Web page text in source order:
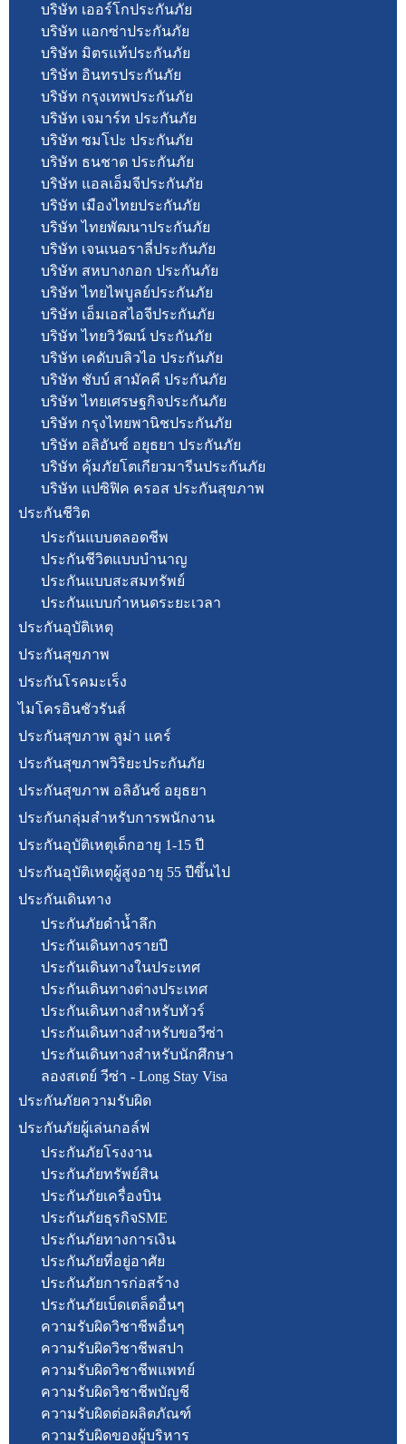
บริษัท เออร์โกประกันภัย
บริษัท แอกซ่าประกันภัย
บริษัท มิตรแท้ประกันภัย
บริษัท อินทรประกันภัย
บริษัท กรุงเทพประกันภัย
บริษัท เจมาร์ท ประกันภัย
บริษัท ซมโปะ ประกันภัย
บริษัท ธนชาต ประกันภัย
บริษัท แอลเอ็มจีประกันภัย
บริษัท เมืองไทยประกันภัย
บริษัท ไทยพัฒนาประกันภัย
บริษัท เจนเนอราลี่ประกันภัย
บริษัท สหบางกอก ประกันภัย
บริษัท ไทยไพบูลย์ประกันภัย
บริษัท เอ็มเอสไอจีประกันภัย
บริษัท ไทยวิวัฒน์ ประกันภัย
บริษัท เคดับบลิวไอ ประกันภัย
บริษัท ชับบ์ สามัคคี ประกันภัย
บริษัท ไทยเศรษฐกิจประกันภัย
บริษัท กรุงไทยพานิชประกันภัย
บริษัท อลิอันซ์ อยุธยา ประกันภัย
บริษัท คุ้มภัยโตเกียวมารีนประกันภัย
บริษัท แปซิฟิค ครอส ประกันสุขภาพ
ประกันชีวิต
ประกันแบบตลอดชีพ
ประกันชีวิตแบบบำนาญ
ประกันแบบสะสมทรัพย์
ประกันแบบกำหนดระยะเวลา
ประกันอุบัติเหตุ
ประกันสุขภาพ
ประกันโรคมะเร็ง
ไมโครอินชัวรันส์
ประกันสุขภาพ ลูม่า แคร์
ประกันสุขภาพวิริยะประกันภัย
ประกันสุขภาพ อลิอันซ์ อยุธยา
ประกันกลุ่มสำหรับการพนักงาน
ประกันอุบัติเหตุเด็กอายุ 1-15 ปี
ประกันอุบัติเหตุผู้สูงอายุ 55 ปีขึ้นไป
ประกันเดินทาง
ประกันภัยดำน้ำลึก
ประกันเดินทางรายปี
ประกันเดินทางในประเทศ
ประกันเดินทางต่างประเทศ
ประกันเดินทางสำหรับทัวร์
ประกันเดินทางสำหรับขอวีซ่า
ประกันเดินทางสำหรับนักศึกษา
ลองสเตย์ วีซ่า - Long Stay Visa
ประกันภัยความรับผิด
ประกันภัยผู้เล่นกอล์ฟ
ประกันภัยโรงงาน
ประกันภัยทรัพย์สิน
ประกันภัยเครื่องบิน
ประกันภัยธุรกิจSME
ประกันภัยทางการเงิน
ประกันภัยที่อยู่อาศัย
ประกันภัยการก่อสร้าง
ประกันภัยเบ็ดเตล็ดอื่นๆ
ความรับผิดวิชาชีพอื่นๆ
ความรับผิดวิชาชีพสปา
ความรับผิดวิชาชีพแพทย์
ความรับผิดวิชาชีพบัญชี
ความรับผิดต่อผลิตภัณฑ์
ความรับผิดของผู้บริหาร